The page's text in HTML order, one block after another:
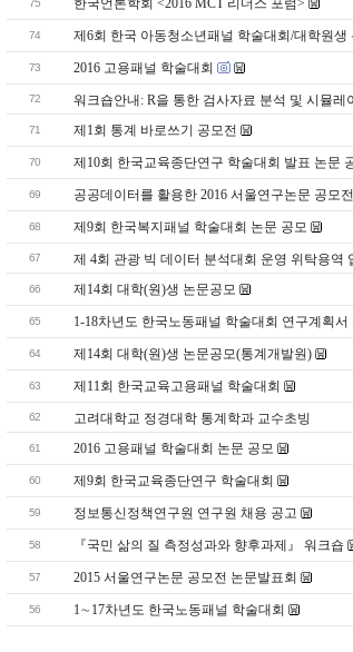
75 한국언론학회 <2016 MCT 리더스 포럼>
74 제6회 한국 아동청소년패널 학술대회/대학원
73 2016 고용패널 학술대회
72 워크숍안내: R을 통한 검사자료 분석 및 시뮬레
71 제1회 통계 바로쓰기 공모전
70 제10회 한국교육종단연구 학술대회 발표 논문
69 공공데이터를 활용한 2016 서울연구논문 공모전
68 제9회 한국복지패널 학술대회 논문 공모
67 제 4회 관광 빅 데이터 분석대회 운영 위탁용역
66 제14회 대학(원)생 논문공모
65 1-18차년도 한국노동패널 학술대회 연구계획서
64 제14회 대학(원)생 논문공모(통계개발원)
63 제11회 한국교육고용패널 학술대회
62 고려대학교 정경대학 통계학과 교수초빙
61 2016 고용패널 학술대회 논문 공모
60 제9회 한국교육종단연구 학술대회
59 정보통신정책연구원 연구원 채용 공고
58 『국민 삶의 질 측정성과와 향후과제』 워크숍
57 2015 서울연구논문 공모전 논문발표회
56 1∼17차년도 한국노동패널 학술대회